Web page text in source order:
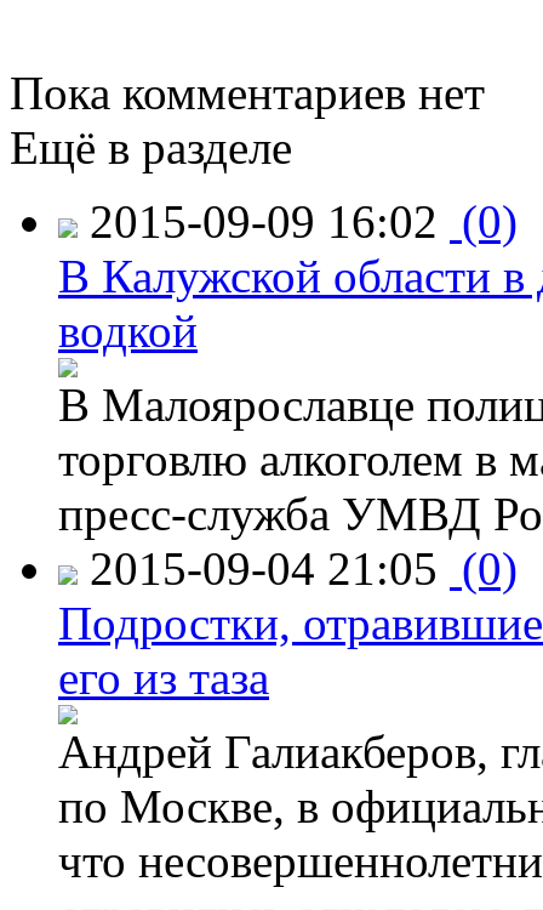
Пока комментариев нет
Ещё в разделе
2015-09-09 16:02 (0)
В Калужской области в
водкой
В Малоярославце
торговлю алкоголем в
пресс-служба УМВД
2015-09-04 21:05 (0)
Подростки,
его из таза
Андрей Галиакберов,
по Москве, в
что